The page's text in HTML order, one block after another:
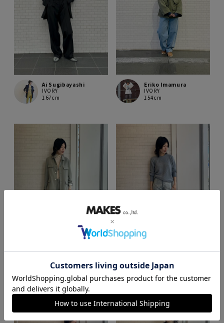
Ai Sugibayashi
IVORY
167cm
Eriko Imamura
IVORY
154cm
IVORY
IVORY
167cm